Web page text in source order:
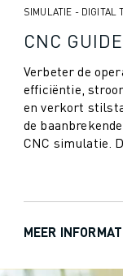
SIMULATIE - DIGITAL
CNC GUIDE
Verbeter de
efficiëntie,
en verkort
de baanbrekende
CNC simulatie. De integratie van
MEER INFORMATIE